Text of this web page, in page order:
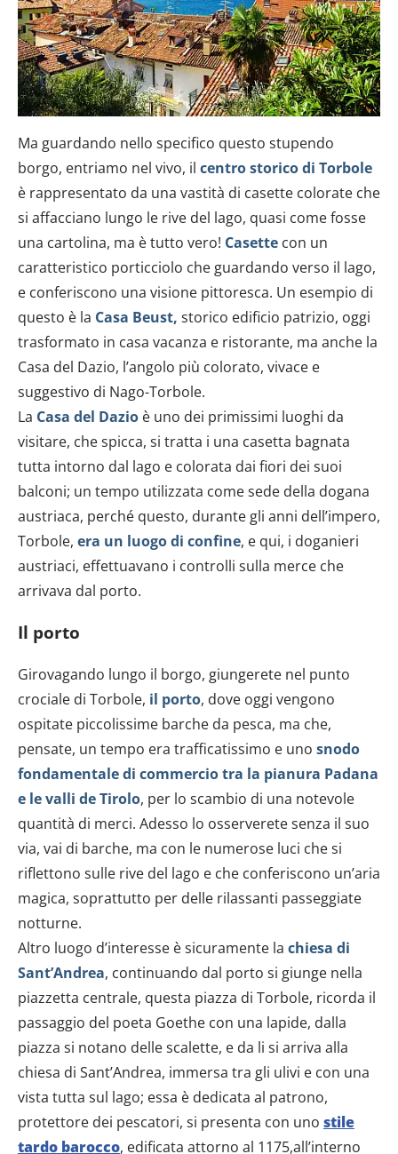
Ma guardando nello specifico questo stupendo
borgo, entriamo nel vivo, il centro storico di Torbole
è rappresentato da una vastità di casette colorate che
si affacciano lungo le rive del lago, quasi come fosse
una cartolina, ma è tutto vero! Casette con un
caratteristico porticciolo che guardando verso il lago,
e conferiscono una visione pittoresca. Un esempio di
questo è la Casa Beust, storico edificio patrizio, oggi
trasformato in casa vacanza e ristorante, ma anche la
Casa del Dazio, l’angolo più colorato, vivace e
suggestivo di Nago-Torbole.
La Casa del Dazio è uno dei primissimi luoghi da
visitare, che spicca, si tratta i una casetta bagnata
tutta intorno dal lago e colorata dai fiori dei suoi
balconi; un tempo utilizzata come sede della dogana
austriaca, perché questo, durante gli anni dell’impero,
Torbole, era un luogo di confine, e qui, i doganieri
austriaci, effettuavano i controlli sulla merce che
arrivava dal porto.
Il porto
Girovagando lungo il borgo, giungerete nel punto
crociale di Torbole, il porto, dove oggi vengono
ospitate piccolissime barche da pesca, ma che,
pensate, un tempo era trafficatissimo e uno snodo
fondamentale di commercio tra la pianura Padana
e le valli de Tirolo, per lo scambio di una notevole
quantità di merci. Adesso lo osserverete senza il suo
via, vai di barche, ma con le numerose luci che si
riflettono sulle rive del lago e che conferiscono un’aria
magica, soprattutto per delle rilassanti passeggiate
notturne.
Altro luogo d’interesse è sicuramente la chiesa di
Sant’Andrea, continuando dal porto si giunge nella
piazzetta centrale, questa piazza di Torbole, ricorda il
passaggio del poeta Goethe con una lapide, dalla
piazza si notano delle scalette, e da li si arriva alla
chiesa di Sant’Andrea, immersa tra gli ulivi e con una
vista tutta sul lago; essa è dedicata al patrono,
protettore dei pescatori, si presenta con uno stile
tardo barocco, edificata attorno al 1175,all’interno